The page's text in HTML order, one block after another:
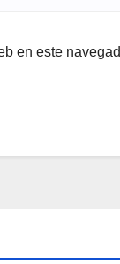
en este